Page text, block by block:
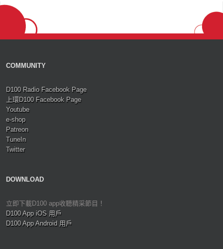
COMMUNITY
D100 Radio Facebook Page
上環D100 Facebook Page
Youtube
e-shop
Patreon
TuneIn
Twitter
DOWNLOAD
立即下載D100 app收聽精采節目！
D100 App iOS 用戶
D100 App Android 用戶